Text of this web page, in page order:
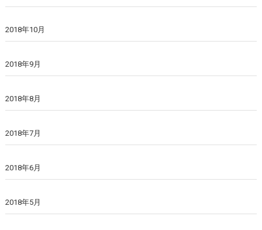
2018年10月
2018年9月
2018年8月
2018年7月
2018年6月
2018年5月